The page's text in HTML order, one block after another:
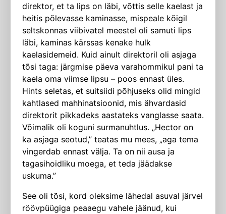
direktor, et ta lips on läbi, võttis selle kaelast ja
heitis põlevasse kaminasse, mispeale kõigil
seltskonnas viibivatel meestel oli samuti lips
läbi, kaminas kärssas kenake hulk
kaelasidemeid. Kuid ainult direktoril oli asjaga
tõsi taga: järgmise päeva varahommikul pani ta
kaela oma viimse lipsu – poos ennast üles.
Hints seletas, et suitsiidi põhjuseks olid mingid
kahtlased mahhinatsioonid, mis ähvardasid
direktorit pikkadeks aastateks vanglasse saata.
Võimalik oli koguni surmanuhtlus. „Hector on
ka asjaga seotud,” teatas mu mees, „aga tema
vingerdab ennast välja. Ta on nii ausa ja
tagasihoidliku moega, et teda jäädakse
uskuma.”
See oli tõsi, kord oleksime lähedal asuval järvel
röövpüügiga peaaegu vahele jäänud, kui